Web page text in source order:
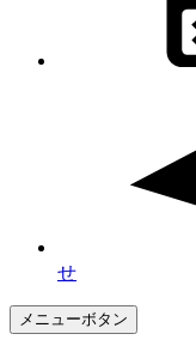
せ
メニューボタン